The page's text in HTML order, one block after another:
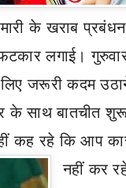
के खराब
लगाई। गुरुवार
जरूरी कदम
साथ बातचीत
कह रहे कि आप
नहीं कर